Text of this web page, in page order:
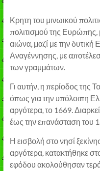
Κρητη του μινωικού
πολιτισμού της Ευρώπης,
αιώνα, μαζί με την
Αναγέννησης, με
των γραμμάτων.
Γι αυτήν, η περίοδος της
όπως για την υπόλοιπη
αργότερα, το 1669.
έως την επανάσταση του
Η εισβολή στο νησί
αργότερα, κατακτήθηκε
εφόδου ακολούθησαν